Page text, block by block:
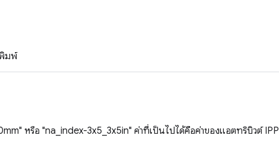
พิมพ์
หรือ "na_index-3x5_3x5in" ค่าที่เป็นไปได้คือค่าของแอตทริบิวต์ IPP